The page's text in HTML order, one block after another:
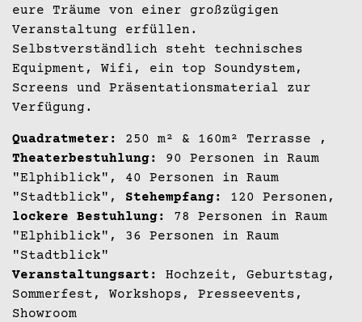
eure Träume von einer großzügigen
Veranstaltung erfüllen.
Selbstverständlich steht technisches
Equipment, Wifi, ein top Soundystem,
Screens und Präsentationsmaterial zur
Verfügung.
Quadratmeter:
250 m² & 160m² Terrasse ,
Theaterbestuhlung:
90 Personen in Raum
"Elphiblick", 40 Personen in Raum
"Stadtblick", Stehempfang:
120 Personen,
lockere Bestuhlung:
78 Personen in Raum
"Elphiblick", 36 Personen in Raum
"Stadtblick"
Veranstaltungsart:
Hochzeit, Geburtstag,
Sommerfest, Workshops, Presseevents,
Showroom